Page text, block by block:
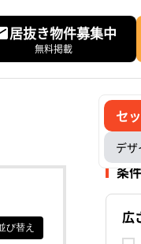
居抜き物件募集中
無料掲載
セ
デ
び替え
条
広